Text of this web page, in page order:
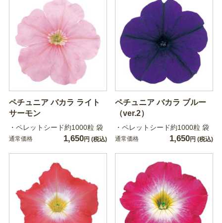
ペチュニア バカラ ライト
サーモン
・ペレットシード約1000粒 袋
通常価格 1,650円 (税込)
ペチュニア バカラ ブルー
（ver.2）
・ペレットシード約1000粒 袋
通常価格 1,650円 (税込)